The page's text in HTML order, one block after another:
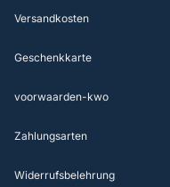
Versandkosten
Geschenkkarte
voorwaarden-kwo
Zahlungsarten
Widerrufsbelehrung